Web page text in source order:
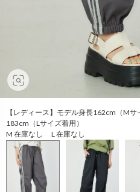
【レディース】モデル身長162cm（M
183cm（Lサイズ着用）
M 在庫なし L 在庫なし